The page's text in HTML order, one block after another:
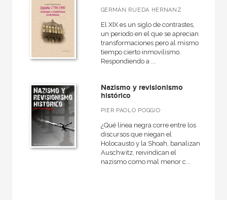
GERMÁN RUEDA HERNANZ
El XIX es un siglo de contrastes,
un periodo en el que se aprecian
transformaciones pero al mismo
tiempo cierto inmovilismo.
Respondiendo a ...
Nazismo y revisionismo
histórico
PIER PAOLO POGGIO
¿Qué línea negra corre entre los
discursos que niegan el
Holocausto y la Shoah, banalizan
Auschwitz, reivindican el
nazismo como mal menor c...